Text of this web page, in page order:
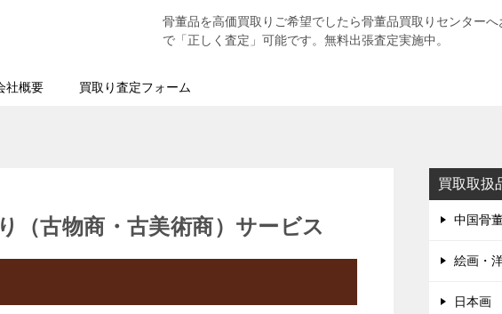
骨董品を高価買取りご希望でしたら骨董品買取りセンター
で「正しく査定」可能です。無料出張査定実施中。
社概要 買取り査定フォーム
（古物商・古美術商）サービス
買取取扱
中国骨
絵画・
日本画